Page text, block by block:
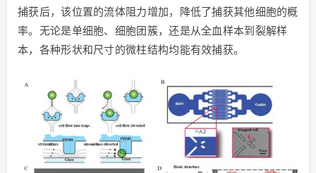
捕获后，该位置的流体阻力增加，降低了捕获其他细胞的概
率。无论是单细胞、细胞团簇，还是从全血样本到裂解样
本，各种形状和尺寸的微柱结构均能有效捕获。